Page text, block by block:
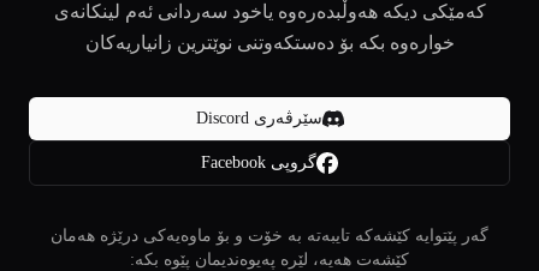
کەمێکی دیکە هەوڵبدەرەوە یاخود سەردانی ئەم لینکانەی
خوارەوە بکە بۆ دەستکەوتنی نوێترین زانیاریەکان
سێرڤەری Discord
گروپی Facebook
گەر پێتوایە کێشەکە تایبەتە بە خۆت و بۆ ماوەیەکی درێژە هەمان
کێشەت هەیە، لێرە پەیوەندیمان پێوە بکە: